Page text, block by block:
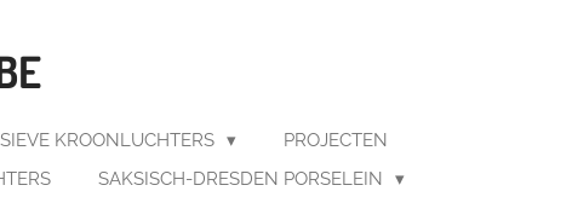
KROONLUCHTERS
PROJECTEN
SAKSISCH-DRESDEN PORSELEIN